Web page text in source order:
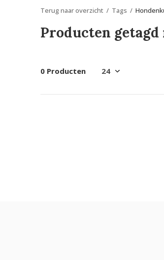
Terug naar overzicht Tags
Producten
0 Producten